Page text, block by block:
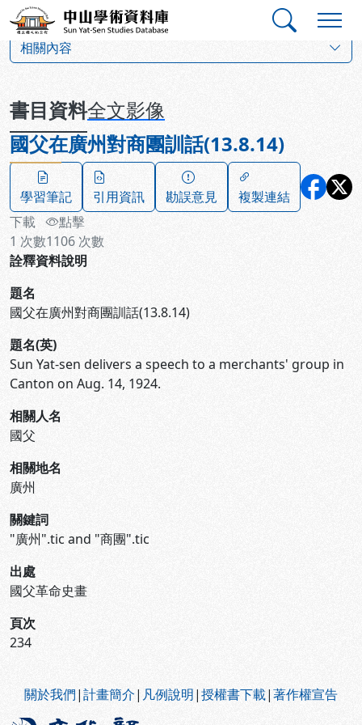
跳到主要內容
中山學術資料庫
相關內容
書目資料全文影像
國父在廣州對商團訓話(13.8.14)
學習筆記 引用資訊 勘誤意見
複製連結
下載
1 次數
點擊
1106 次數
詮釋資料說明
題名
國父在廣州對商團訓話(13.8.14)
題名(英)
Sun Yat-sen delivers a speech to a merchants' group in
Canton on Aug. 14, 1924.
相關人名
國父
相關地名
廣州
關鍵詞
"廣州".tic and "商團".tic
出處
國父革命史畫
頁次
234
關於我們|計畫簡介| 凡例說明|授權書下載|著作權宣告